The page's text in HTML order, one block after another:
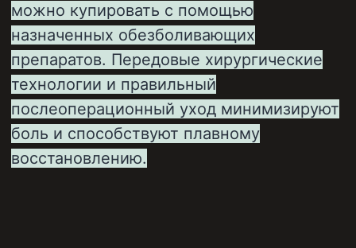
можно купировать с помощью
назначенных обезболивающих
препаратов. Передовые хирургические
технологии и правильный
послеоперационный уход минимизируют
боль и способствуют плавному
восстановлению.